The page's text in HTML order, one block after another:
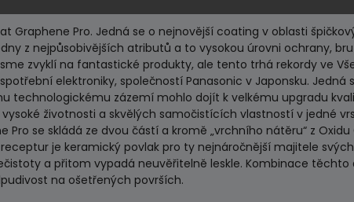
Graphene Pro. Jedná se o nejnovější coating v oblasti
z nejpůsobivějších atributů a to vysokou úrovni ochrany,
zvyklí na fantastické produkty, ale tento trhá rekordy ve
elektroniky, společností Panasonic v Japonsku. Jedná
technologickému zázemí mohlo dojít k velkému upgradu
životnosti a skvělých samočistících vlastností v jedné
se skládá ze dvou částí a kromě „vrchního nátěru“ z
je keramický povlak pro ty nejnáročnější majitele
a přitom vypadá neuvěřitelně leskle. Kombinace
na ošetřených površích.